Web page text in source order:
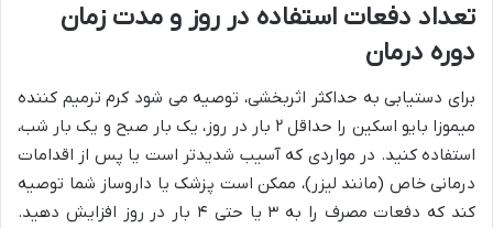
تعداد دفعات استفاده در روز و مدت زمان
دوره درمان
برای دستیابی به حداکثر اثربخشی، توصیه می شود کرم ترمیم کننده
میموزا بایو اسکین را حداقل ۲ بار در روز، یک بار صبح و یک بار شب،
استفاده کنید. در مواردی که آسیب شدیدتر است یا پس از اقدامات
درمانی خاص (مانند لیزر)، ممکن است پزشک یا داروساز شما توصیه
کند که دفعات مصرف را به ۳ یا حتی ۴ بار در روز افزایش دهید.